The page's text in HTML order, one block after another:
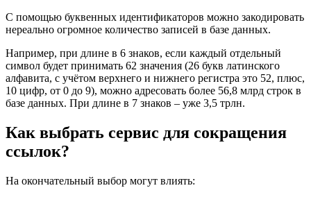
С помощью буквенных идентификаторов можно закодировать
нереально огромное количество записей в базе данных.
Например, при длине в 6 знаков, если каждый отдельный
символ будет принимать 62 значения (26 букв латинского
алфавита, с учётом верхнего и нижнего регистра это 52, плюс,
10 цифр, от 0 до 9), можно адресовать более 56,8 млрд строк в
базе данных. При длине в 7 знаков – уже 3,5 трлн.
Как выбрать сервис для сокращения
ссылок?
На окончательный выбор могут влиять: